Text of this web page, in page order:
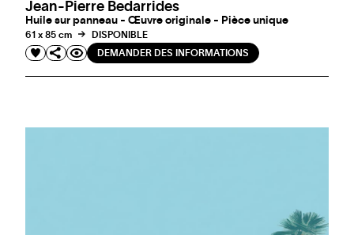
Jean-Pierre Bedarrides
Huile sur panneau - Œuvre originale - Pièce unique
61 x 85 cm
DISPONIBLE
DEMANDER DES INFORMATIONS